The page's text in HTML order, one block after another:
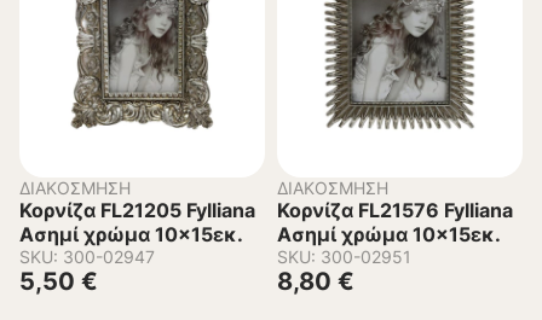
ΔΙΑΚΌΣΜΗΣΗ
Κορνίζα FL21205 Fylliana
Ασημί χρώμα 10×15εκ.
SKU: 300-02947
5,50 €
ΔΙΑΚΌΣΜΗΣΗ
Κορνίζα FL21576 Fylliana
Ασημί χρώμα 10×15εκ.
SKU: 300-02951
8,80 €